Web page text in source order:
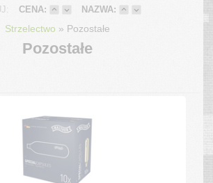
CENA: NAZWA:
Strzelectwo » Pozostałe
Pozostałe